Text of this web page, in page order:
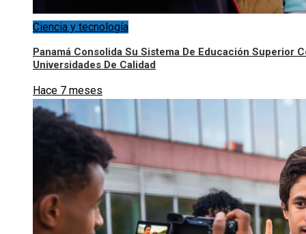
Ciencia y tecnología
Panamá Consolida Su Sistema De Educación Superior
Universidades De Calidad
Hace 7 meses